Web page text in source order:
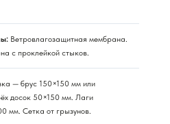
Ветровлагозащитная мембрана.
с проклейкой стыков.
— брус 150×150 мм или
досок 50×150 мм. Лаги
мм. Сетка от грызунов.